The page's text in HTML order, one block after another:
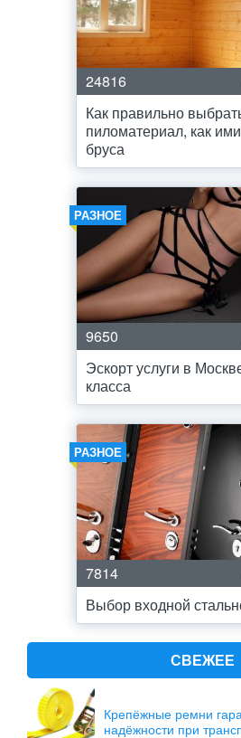
24816
Как правильно
пиломатериал, как
бруса
РАЗНОЕ
9650
Эскорт услуги в
класса
РАЗНОЕ
7814
Выбор входной
СВЕЖЕЕ
Крепёжные ремни
надёжности при